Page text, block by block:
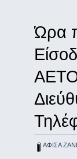
Ώρα
ΑΦΙΣΑ